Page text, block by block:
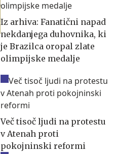
Iz arhiva: Fanatični napad
nekdanjega duhovnika, ki
je Brazilca oropal zlate
olimpijske medalje
Več tisoč ljudi na protestu
v Atenah proti
pokojninski reformi